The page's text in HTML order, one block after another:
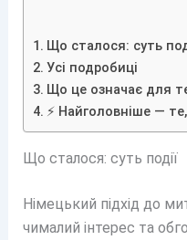
Що сталося: суть
Усі подробиці
Що це означає для
⚡ Найголовніше —
Що сталося: суть події
Німецький підхід до
чималий інтерес та